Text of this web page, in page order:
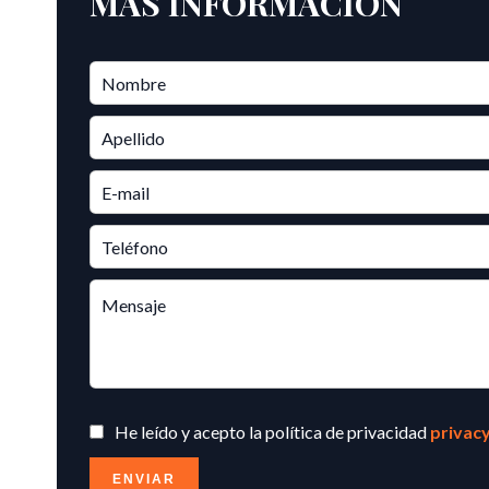
He leído y acepto la política de privacidad
ENVIAR